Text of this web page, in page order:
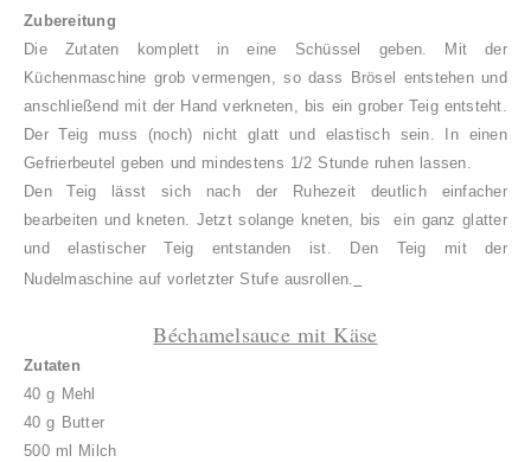
Zubereitung
Die Zutaten komplett in eine Schüssel geben. Mit der
Küchenmaschine grob vermengen, so dass Brösel entstehen und
anschließend mit der Hand verkneten, bis ein grober Teig entsteht.
Der Teig muss (noch) nicht glatt und elastisch sein. In einen
Gefrierbeutel geben und mindestens 1/2 Stunde ruhen lassen.
Den Teig lässt sich nach der Ruhezeit deutlich einfacher
bearbeiten und kneten. Jetzt solange kneten, bis ein ganz glatter
und elastischer Teig entstanden ist. Den Teig mit der
Nudelmaschine auf vorletzter Stufe ausrollen.
Béchamelsauce mit Käse
Zutaten
40 g Mehl
40 g Butter
500 ml Milch